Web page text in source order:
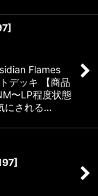
Flames
デッキ 【商品
〜LP程度状態
にされる…